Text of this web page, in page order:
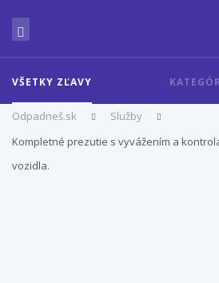
VŠETKY ZĽAVY
Odpadneš.sk
Služby
Kompletné prezutie s vyvážením a
vozidla.